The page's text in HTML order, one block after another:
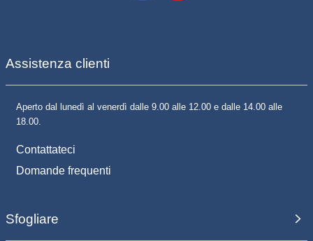
Assistenza clienti
Aperto dal lunedì al venerdì dalle 9.00 alle 12.00 e dalle 14.00 alle
18.00.
Contattateci
Domande frequenti
Sfogliare